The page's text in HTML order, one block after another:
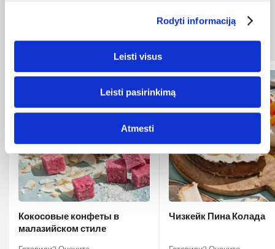
Rodyti informaciją
Leisti visus
Leisti pasirinkimą
Atmesti
Кокосовые конфеты в
малазийском стиле
Чизкейк Пина Колада